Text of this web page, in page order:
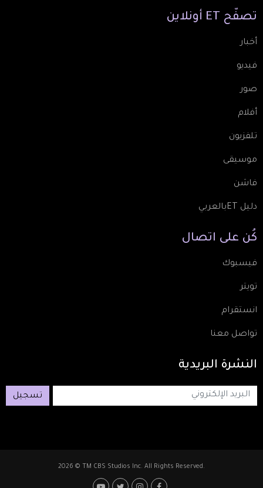
تصفّح ET أونلاين
أخبار
فيديو
صور
أفلام
تلفزيون
موسيقى
فاشن
دليل ETبالعربي
كُن على اتصال
فيسبوك
تويتر
انستقرام
تواصل معنا
النشرة البريدية
تسجيل
2026 © TM CBS Studios Inc. All Rights Reserved.
Footer: Social Media